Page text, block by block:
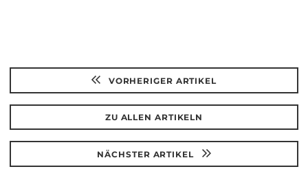
VORHERIGER ARTIKEL
ZU ALLEN ARTIKELN
NÄCHSTER ARTIKEL